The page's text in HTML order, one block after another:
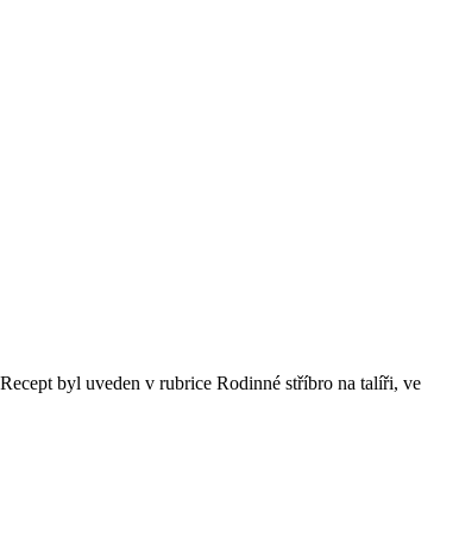
byl uveden v rubrice Rodinné stříbro na talíři, ve